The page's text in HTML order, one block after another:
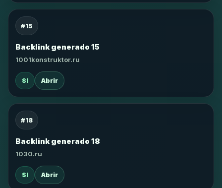
#15
Backlink generado 15
1001konstruktor.ru
SI Abrir
#18
Backlink generado 18
1030.ru
SI Abrir